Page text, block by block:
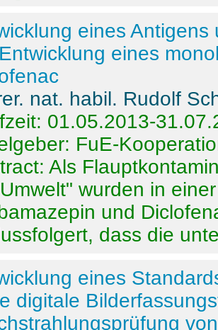
eines
eines
nat. habil. Rudolf
01.05.2013-
FuE-
Als
wurden in
und
dass die
eines
digitale